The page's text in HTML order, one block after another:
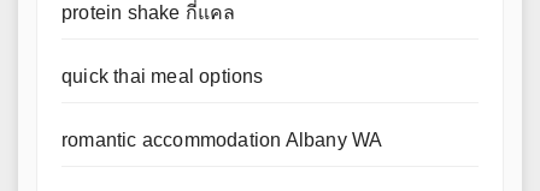
protein shake กี่แคล
quick thai meal options
romantic accommodation Albany WA